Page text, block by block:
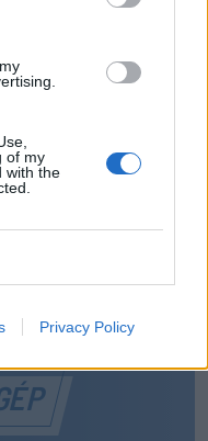
of my
with the
Privacy Policy